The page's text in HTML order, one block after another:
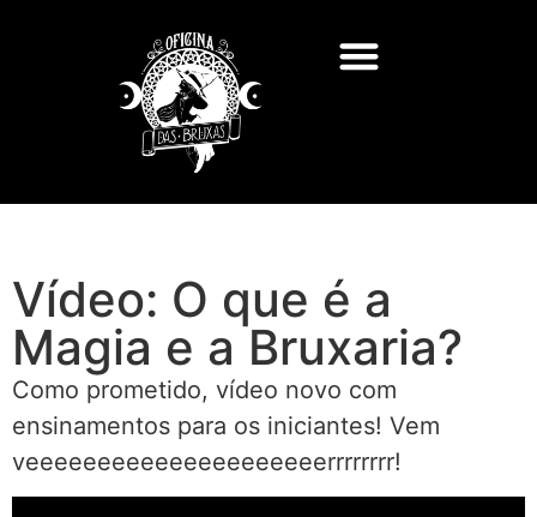
Vídeo: O que é a
Magia e a Bruxaria?
Como prometido, vídeo novo com
ensinamentos para os iniciantes! Vem
veeeeeeeeeeeeeeeeeeeeerrrrrrrr!